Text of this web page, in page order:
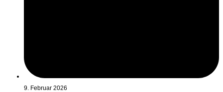
9. Februar 2026